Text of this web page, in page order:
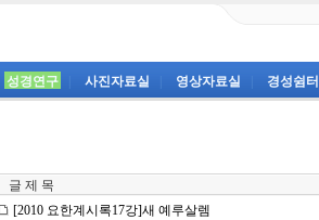
성경연구 사진자료실 영상자료실 경성쉼터
글 제 목
[2010 요한계시록17강]새 예루살렘